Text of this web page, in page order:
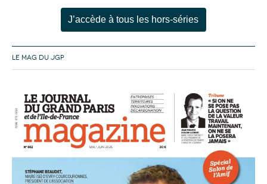
J’accède à tous les hors-séries
LE MAG DU JGP